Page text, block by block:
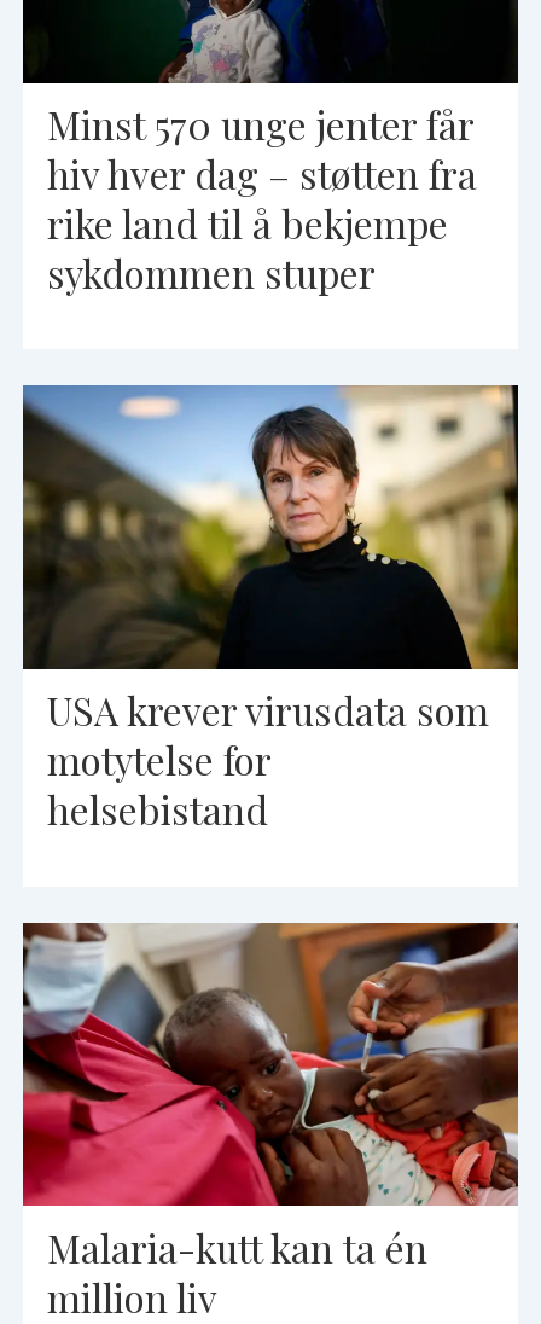
Minst 570 unge jenter får
hiv hver dag – støtten fra
rike land til å bekjempe
sykdommen stuper
USA krever virusdata som
motytelse for
helsebistand
Malaria-kutt kan ta én
million liv